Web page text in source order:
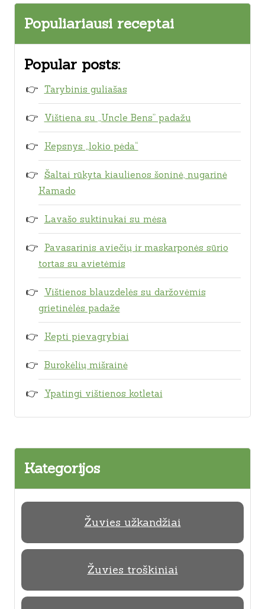
Populiariausi receptai
Popular posts:
Tarybinis guliašas
Vištiena su „Uncle Bens” padažu
Kepsnys „lokio pėda“
Šaltai rūkyta kiaulienos šoninė, nugarinė
Kamado
Lavašo suktinukai su mėsa
Pavasarinis aviečių ir maskarponės sūrio
tortas su avietėmis
Vištienos blauzdelės su daržovėmis
grietinėlės padaže
Kepti pievagrybiai
Burokėlių mišrainė
Ypatingi vištienos kotletai
Kategorijos
Žuvies užkandžiai
Žuvies troškiniai